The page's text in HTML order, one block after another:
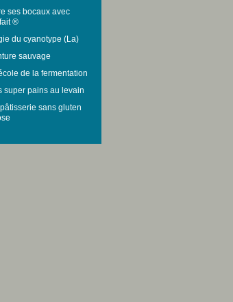
ses bocaux avec
®
du cyanotype (La)
sauvage
de la fermentation
super pains au levain
sans gluten